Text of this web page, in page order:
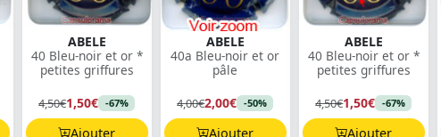
ABELE
40 Bleu-noir et or *
petites griffures
4,50€1,50€ -67%
Ajouter
ABELE
40a Bleu-noir et or
pâle
4,00€2,00€ -50%
Ajouter
ABELE
40 Bleu-noir et or *
petites griffures
4,50€1,50€ -67%
Ajouter